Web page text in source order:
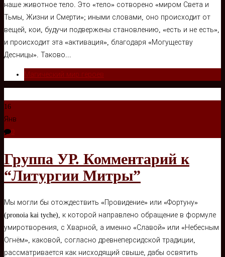
наше животное тело. Это «тело» сотворено «миром Света и
Тьмы, Жизни и Смерти»; иными словами, оно происходит от
вещей, кои, будучи подвержены становлению, «есть и не есть»,
и происходит эта «активация», благодаря «Могуществу
Десницы». Таково...
Магический мир героев
16
Янв
0
Группа УР. Комментарий к
“Литургии Митры”
Мы могли бы отождествить «Провидение» или «Фортуну»
(pronoia kai tyche), к которой направлено обращение в формуле
умиротворения, с Хварной, а именно «Славой» или «Небесным
Огнём», каковой, согласно древнеперсидской традиции,
рассматривается как нисходящий свыше, дабы освятить